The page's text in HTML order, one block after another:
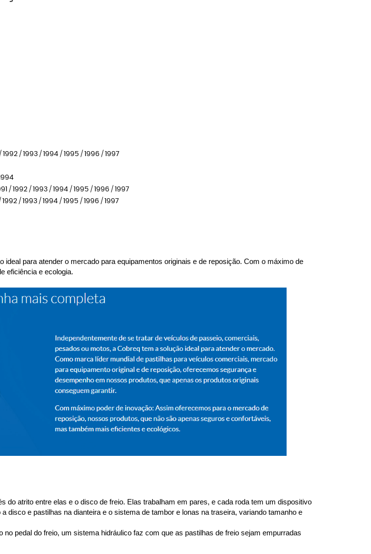
/ 1993 / 1994 / 1995 / 1996 / 1997
/ 1992 / 1993 / 1994 / 1995 / 1996 / 1997
/ 1993 / 1994 / 1995 / 1996 / 1997
para atender o mercado para equipamentos originais e de reposição. Com o máximo de
eficiência e ecologia.
do atrito entre elas e o disco de freio. Elas trabalham em pares, e cada roda tem um dispositivo
disco e pastilhas na dianteira e o sistema de tambor e lonas na traseira, variando tamanho e
pedal do freio, um sistema hidráulico faz com que as pastilhas de freio sejam empurradas